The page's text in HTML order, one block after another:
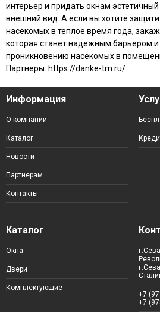
интерьер и придать окнам
внешний вид. А если вы хотите
насекомых в теплое время года,
которая станет надежным барьером и
проникновению насекомых в
Партнеры: https://danke-tm.ru/
Информация
О компании
Каталог
Новости
Партнерам
Контакты
Каталог
Окна
Двери
Комплектующие
+7
+7